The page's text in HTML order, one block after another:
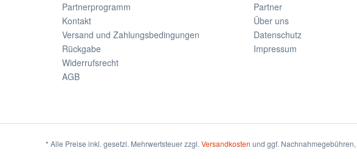
Partnerprogramm
Kontakt
Versand und Zahlungsbedingungen
Rückgabe
Widerrufsrecht
AGB
Partner
Über uns
Datenschutz
Impressum
* Alle Preise inkl. gesetzl. Mehrwertsteuer zzgl. Versandkosten und ggf.